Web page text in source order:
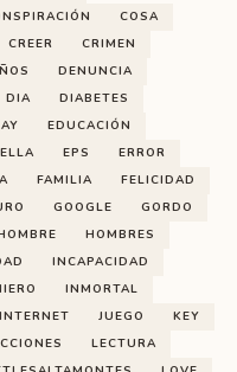
COSA
CREER
CRIMEN
DENUNCIA
DIA
DIABETES
EDUCACIÓN
ELLA EPS
ERROR
FAMILIA
FELICIDAD
GOOGLE
GORDO
HOMBRES
INCAPACIDAD
INMORTAL
INTERNET JUEGO
KEY
LECTURA